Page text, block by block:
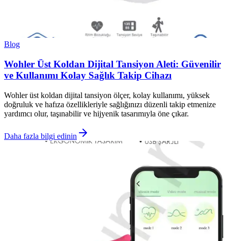
Blog
Wohler Üst Koldan Dijital Tansiyon Aleti: Güvenilir
ve Kullanımı Kolay Sağlık Takip Cihazı
Wohler üst koldan dijital tansiyon ölçer, kolay kullanımı, yüksek
doğruluk ve hafıza özellikleriyle sağlığınızı düzenli takip etmenize
yardımcı olur, taşınabilir ve hijyenik tasarımıyla öne çıkar.
Daha fazla bilgi edinin